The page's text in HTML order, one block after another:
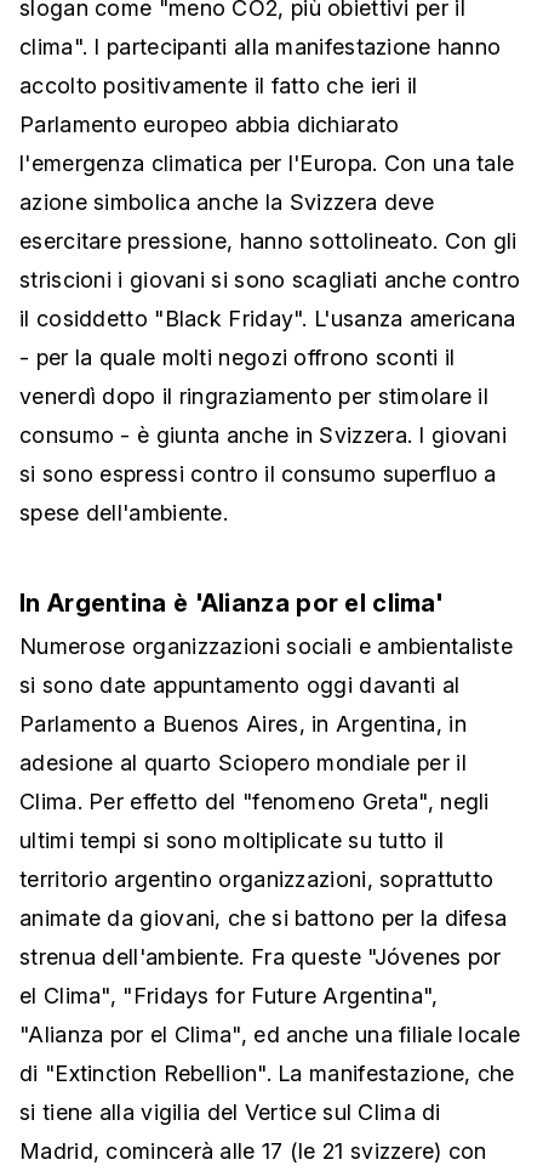
slogan come "meno CO2, più obiettivi per il
clima". I partecipanti alla manifestazione hanno
accolto positivamente il fatto che ieri il
Parlamento europeo abbia dichiarato
l'emergenza climatica per l'Europa. Con una tale
azione simbolica anche la Svizzera deve
esercitare pressione, hanno sottolineato. Con gli
striscioni i giovani si sono scagliati anche contro
il cosiddetto "Black Friday". L'usanza americana
- per la quale molti negozi offrono sconti il
venerdì dopo il ringraziamento per stimolare il
consumo - è giunta anche in Svizzera. I giovani
si sono espressi contro il consumo superfluo a
spese dell'ambiente.
In Argentina è 'Alianza por el clima'
Numerose organizzazioni sociali e ambientaliste
si sono date appuntamento oggi davanti al
Parlamento a Buenos Aires, in Argentina, in
adesione al quarto Sciopero mondiale per il
Clima. Per effetto del "fenomeno Greta", negli
ultimi tempi si sono moltiplicate su tutto il
territorio argentino organizzazioni, soprattutto
animate da giovani, che si battono per la difesa
strenua dell'ambiente. Fra queste "Jóvenes por
el Clima", "Fridays for Future Argentina",
"Alianza por el Clima", ed anche una filiale locale
di "Extinction Rebellion". La manifestazione, che
si tiene alla vigilia del Vertice sul Clima di
Madrid, comincerà alle 17 (le 21 svizzere) con